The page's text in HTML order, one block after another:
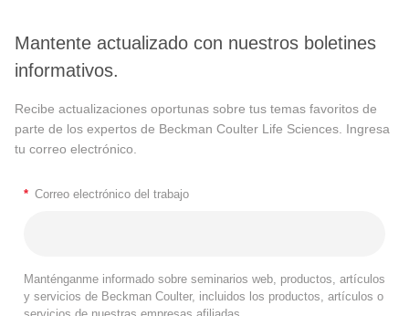
Mantente actualizado con nuestros boletines
informativos.
Recibe actualizaciones oportunas sobre tus temas favoritos de
parte de los expertos de Beckman Coulter Life Sciences. Ingresa
tu correo electrónico.
* Correo electrónico del trabajo
Manténganme informado sobre seminarios web, productos, artículos
y servicios de Beckman Coulter, incluidos los productos, artículos o